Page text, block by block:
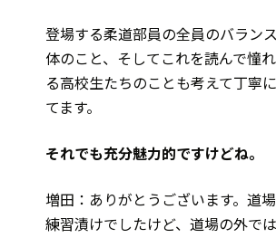
登場する柔道部員の全員のバラン
体のこと、そしてこれを読んで憧
る高校生たちのことも考えて丁寧
てます。
――それでも充分魅力的ですけどね。
増田：ありがとうございます。道
練習漬けでしたけど、道場の外で